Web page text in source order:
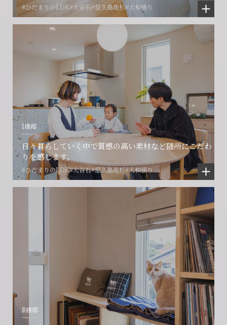
#ひだまりのLDK#大谷石#屋久島地杉#大和張り
I様邸
日々暮らしていく中で質感の高い素材など随所にこだわ
りを感じます。
#ひだまりのLDK#大谷石#屋久島地杉#大和張り
R様邸